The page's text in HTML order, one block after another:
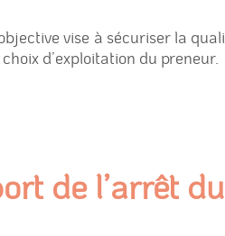
vise à sécuriser la
d’exploitation du preneur.
de l’arrêt